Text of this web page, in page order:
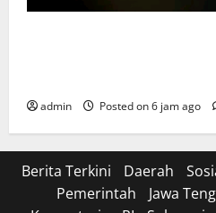
admin Posted on 6 jam ago
Berita Terkini Daerah
Pemerintah
Jawa